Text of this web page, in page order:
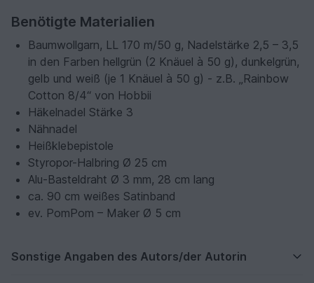
Benötigte Materialien
Baumwollgarn, LL 170 m/50 g, Nadelstärke 2,5 – 3,5
in den Farben hellgrün (2 Knäuel à 50 g), dunkelgrün,
gelb und weiß (je 1 Knäuel à 50 g) - z.B. „Rainbow
Cotton 8/4“ von Hobbii
Häkelnadel Stärke 3
Nähnadel
Heißklebepistole
Styropor-Halbring Ø 25 cm
Alu-Basteldraht Ø 3 mm, 28 cm lang
ca. 90 cm weißes Satinband
ev. PomPom – Maker Ø 5 cm
Sonstige Angaben des Autors/der Autorin